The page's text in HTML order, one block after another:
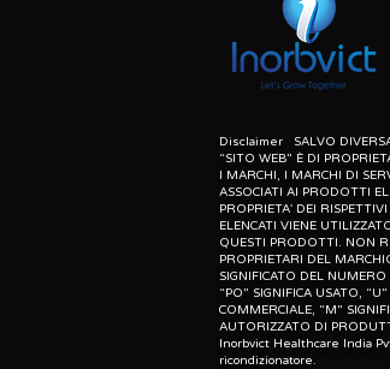
Measuring Time
Age Range
Height Range
Weight Range
Option
purpose of identification of
meaning of list number: - “r”
dealer of original equipment
Disclaimer SALVO
“SITO WEB” È DI
I MARCHI, I MARCHI DI
ASSOCIATI AI PRODOTTI
PROPRIETA' DEI
ELENCATI VIENE
QUESTI PRODOTTI. NON
PROPRIETARI DEL
SIGNIFICATO DEL
“PO” SIGNIFICA USATO,
COMMERCIALE, “M”
AUTORIZZATO DI
Inorbvict Healthcare India
ricondizionatore.